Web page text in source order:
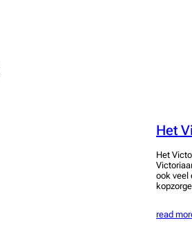
Het
Het
ook veel
read